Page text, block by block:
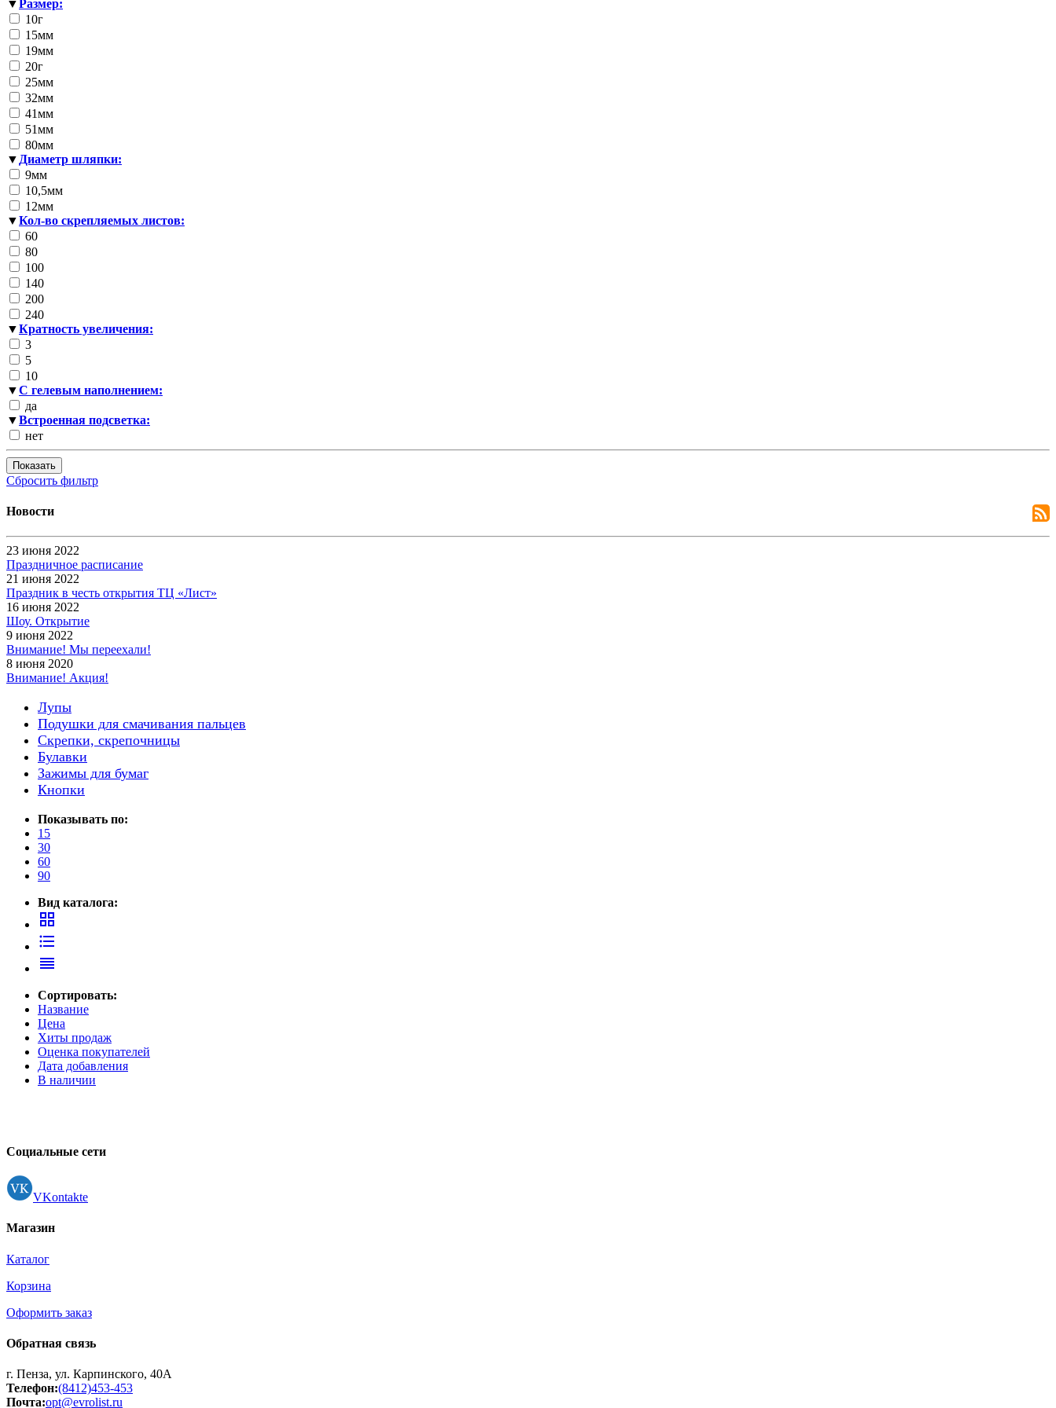
▼Размер:
10г
15мм
19мм
20г
25мм
32мм
41мм
51мм
80мм
▼ Диаметр шляпки:
9мм
10,5мм
12мм
▼Кол-во скрепляемых листов:
60
80
100
140
200
240
▼Кратность увеличения:
3
5
10
▼С гелевым наполнением:
да
▼Встроенная подсветка:
нет
Показать
Сбросить фильтр
Новости
23 июня 2022
Праздничное расписание
21 июня 2022
Праздник в честь открытия ТЦ «Лист»
16 июня 2022
Шоу. Открытие
9 июня 2022
Внимание! Мы переехали!
8 июня 2020
Внимание! Акция!
Лупы
Подушки для смачивания пальцев
Скрепки, скрепочницы
Булавки
Зажимы для бумаг
Кнопки
Показывать по:
15
30
60
90
Вид каталога:
grid_view
format_list_bulleted
reorder
Сортировать:
Название
Цена
Хиты продаж
Оценка покупателей
Дата добавления
В наличии
Социальные сети
VKontakte
Магазин
Каталог
Корзина
Оформить заказ
Обратная связь
г. Пенза, ул. Карпинского, 40А
Телефон:(8412)453-453
Почта:opt@evrolist.ru